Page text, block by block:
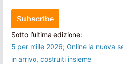
Sotto l’ultima edizione:
5 per mille 2026; Online la nuova
in arrivo, costruiti insieme